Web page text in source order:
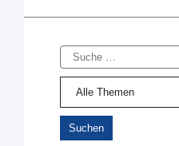
Suche